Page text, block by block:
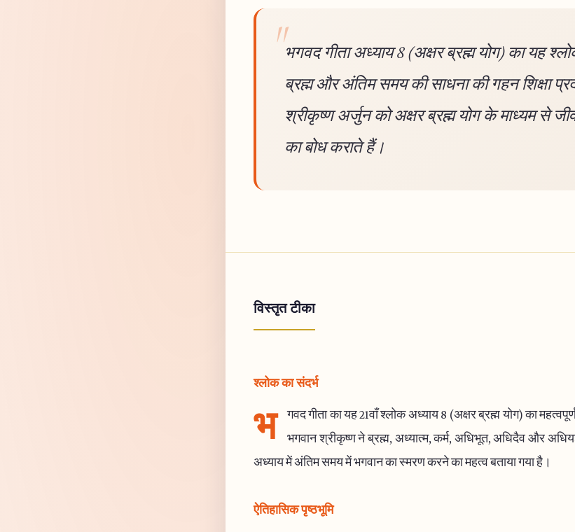
भगवद गीता अध्याय 8 (अक्षर ब्रह्म योग) का यह
ब्रह्म और अंतिम समय की साधना की गहन शिक्षा
श्रीकृष्ण अर्जुन को अक्षर ब्रह्म योग के माध्यम से
का बोध कराते हैं।
विस्तृत टीका
श्लोक का संदर्भ
भ
गवद गीता का यह 21वाँ श्लोक अध्याय 8 (अक्षर ब्रह्म योग) का
भगवान श्रीकृष्ण ने ब्रह्म, अध्यात्म, कर्म, अधिभूत, अधिदैव और
अध्याय में अंतिम समय में भगवान का स्मरण करने का महत्व बताया गया है।
ऐतिहासिक पृष्ठभूमि